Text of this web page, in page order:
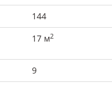
144
17 м2
9